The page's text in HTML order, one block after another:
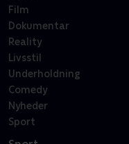
Film
Dokumentar
Reality
Livsstil
Underholdning
Comedy
Nyheder
Sport